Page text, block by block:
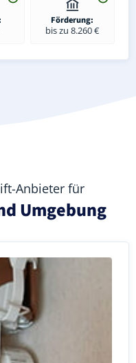
Förderung:
bis zu 8.260 €
Anbieter für
Umgebung